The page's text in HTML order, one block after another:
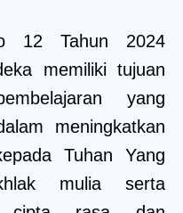
12 Tahun 2024
memiliki tujuan
yang
meningkatkan
Tuhan Yang
mulia serta